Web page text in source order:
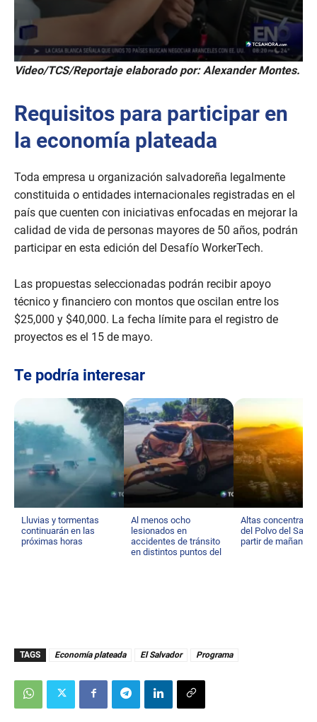
0
s
o
n
d
s
2
m
i
n
t
e
s
2
0
s
e
c
o
s
Video/TCS/Reportaje elaborado por: Alexander Montes.
Requisitos para participar en
la economía plateada
Toda empresa u organización salvadoreña legalmente
constituida o entidades internacionales registradas en el
país que cuenten con iniciativas enfocadas en mejorar la
calidad de vida de personas mayores de 50 años, podrán
participar en esta edición del Desafío WorkerTech.
Las propuestas seleccionadas podrán recibir apoyo
técnico y financiero con montos que oscilan entre los
$25,000 y $40,000. La fecha límite para el registro de
proyectos es el 15 de mayo.
Te podría interesar
Lluvias y tormentas
continuarán en las
próximas horas
Al menos ocho
lesionados en
accidentes de tránsito
en distintos puntos del
Altas
del Polvo del
partir de mañana
TAGS Economía plateada El Salvador Programa